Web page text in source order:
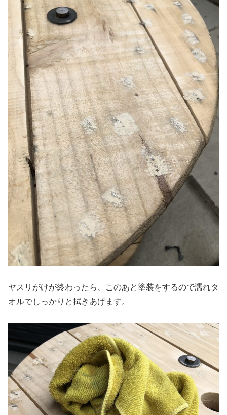
ヤスリがけが終わったら、このあと塗装をするので濡れタ
オルでしっかりと拭きあげます。